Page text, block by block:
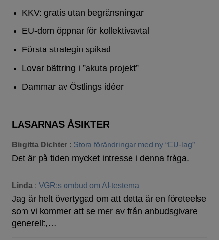
KKV: gratis utan begränsningar
EU-dom öppnar för kollektivavtal
Första strategin spikad
Lovar bättring i ”akuta projekt”
Dammar av Östlings idéer
LÄSARNAS ÅSIKTER
Birgitta Dichter : Stora förändringar med ny “EU-lag”
Det är på tiden mycket intresse i denna fråga.
Linda : VGR:s ombud om AI-testerna
Jag är helt övertygad om att detta är en företeelse
som vi kommer att se mer av från anbudsgivare
generellt,…